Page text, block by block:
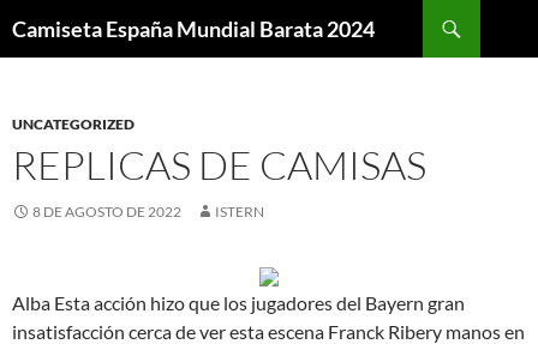
Camiseta España Mundial Barata 2024
UNCATEGORIZED
REPLICAS DE CAMISAS
8 DE AGOSTO DE 2022 ISTERN
Alba Esta acción hizo que los jugadores del Bayern gran
insatisfacción cerca de ver esta escena Franck Ribery manos en